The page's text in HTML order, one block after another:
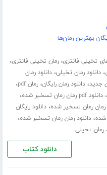
بهترین رمان‌ها
تخیلی فانتزی،رمان تخیلی فانتزی،
،دانلود رمان تخیلی،دانلود رمان
جدید،دانلود رمان رایگان،رمان pdf ،
،دانلود pdf رمان رمان تسخیر شده ،
رمان تسخیر شده،دانلود رایگان
شده،دانلود رمان رمان تسخیر شده،
،رمان تخیلی
دانلود کتاب